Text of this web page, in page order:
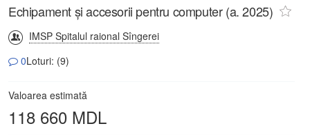
Echipament şi accesorii pentru computer (a. 2025)
IMSP Spitalul raional Sîngerei
0Loturi: (9)
Valoarea estimată
118 660 MDL